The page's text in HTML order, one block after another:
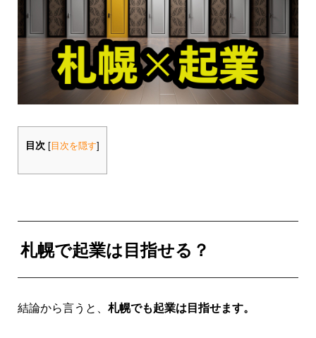
目次 [目次を隠す]
札幌で起業は目指せる？
結論から言うと、 札幌でも起業は目指せます。